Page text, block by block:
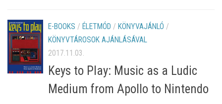
E-BOOKS / ÉLETMÓD / KÖNYVAJÁNLÓ /
KÖNYVTÁROSOK AJÁNLÁSÁVAL
2017.11.03.
Keys to Play: Music as a Ludic
Medium from Apollo to Nintendo